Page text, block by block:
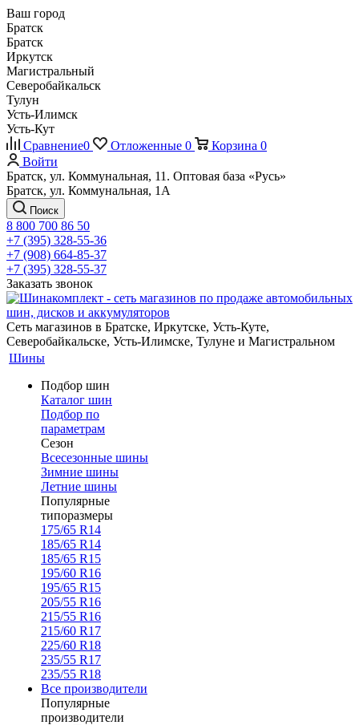
Ваш город
Братск
Братск
Иркутск
Магистральный
Северобайкальск
Тулун
Усть-Илимск
Усть-Кут
Сравнение0 Отложенные 0 Корзина 0
Войти
Братск, ул. Коммунальная, 11. Оптовая база «Русь»
Братск, ул. Коммунальная, 1А
Поиск
8 800 700 86 50
+7 (395) 328-55-36
+7 (908) 664-85-37
+7 (395) 328-55-37
Заказать звонок
Сеть магазинов в Братске, Иркутске, Усть-Куте,
Северобайкальске, Усть-Илимске, Тулуне и Магистральном
Шины
Подбор шин
Каталог шин
Подбор по
параметрам
Сезон
Всесезонные шины
Зимние шины
Летние шины
Популярные
типоразмеры
175/65 R14
185/65 R14
185/65 R15
195/60 R16
195/65 R15
205/55 R16
215/55 R16
215/60 R17
225/60 R18
235/55 R17
235/55 R18
Все производители
Популярные
производители